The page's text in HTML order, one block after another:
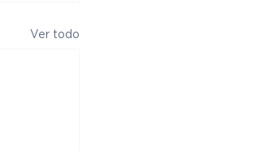
Ver todo